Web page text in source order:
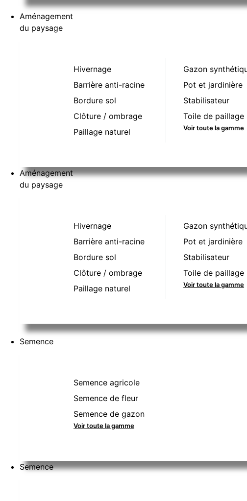
Aménagement
du paysage
Hivernage
Barrière anti-racine
Bordure sol
Clôture / ombrage
Paillage naturel
Gazon
Pot et jardinière
Stabilisateur
Toile de paillage
Voir toute la gamme
Aménagement
du paysage
Hivernage
Barrière anti-racine
Bordure sol
Clôture / ombrage
Paillage naturel
Gazon
Pot et jardinière
Stabilisateur
Toile de paillage
Voir toute la gamme
Semence
Semence agricole
Semence de fleur
Semence de gazon
Voir toute la gamme
Semence